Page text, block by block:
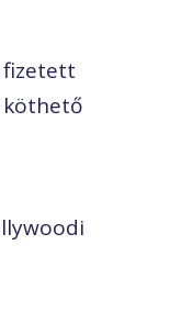
fizetett
köthető